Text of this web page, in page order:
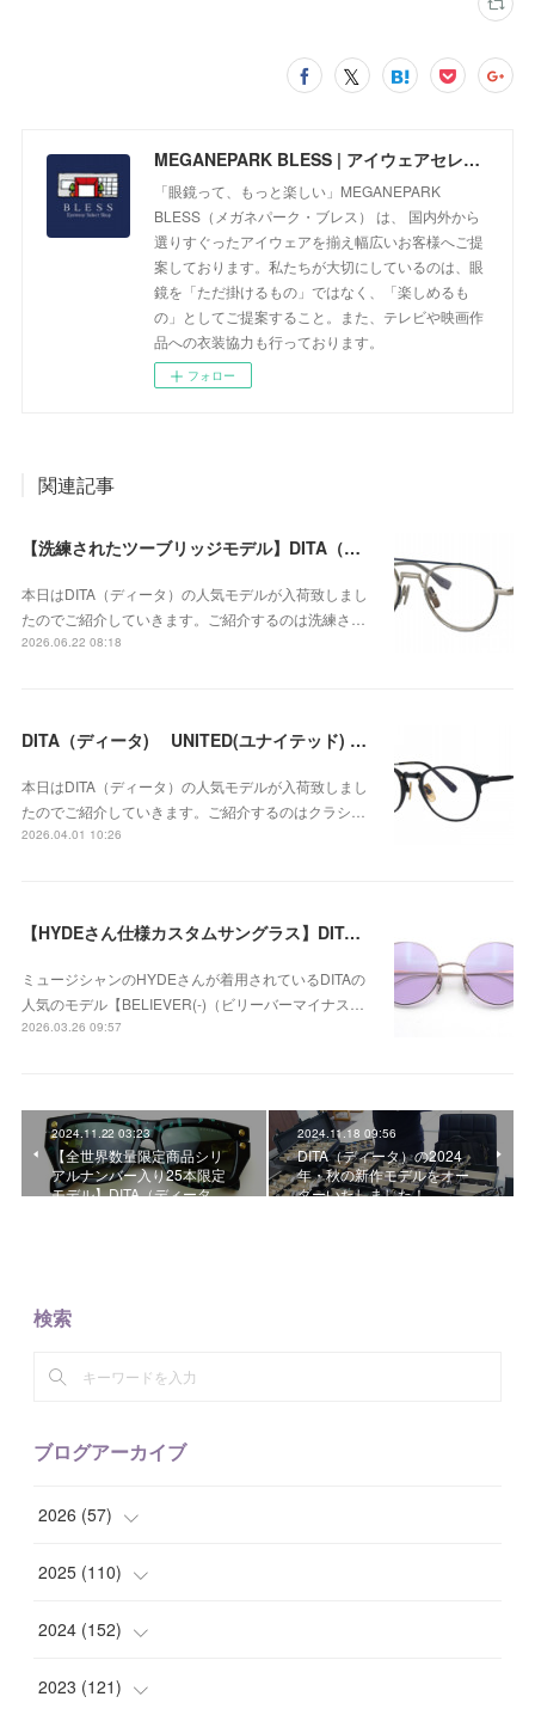
MEGANEPARK BLESS | アイウェアセレクトショップ
「眼鏡って、もっと楽しい」MEGANEPARK
BLESS（メガネパーク・ブレス） は、 国内外から
選りすぐったアイウェアを揃え幅広いお客様へご提
案しております。私たちが大切にしているのは、眼
鏡を「ただ掛けるもの」ではなく、「楽しめるも
の」としてご提案すること。また、テレビや映画作
品への衣装協力も行っております。
フォロー
関連記事
【洗練されたツーブリッジモデル】DITA（ディータ) ETHYX（エシックス） DTX189-A-03が入荷！
本日はDITA（ディータ）の人気モデルが入荷致しまし
たのでご紹介していきます。ご紹介するのは洗練さ…
2026.06.22 08:18
DITA（ディータ) UNITED(ユナイテッド) DRX-2078-Ｄ-BLKが入荷！
本日はDITA（ディータ）の人気モデルが入荷致しまし
たのでご紹介していきます。ご紹介するのはクラシ…
2026.04.01 10:26
【HYDEさん仕様カスタムサングラス】DITA（ディータ） BELIEVER(-)（ビリーバーマイナス） DTX506-52-01 / トゥルーパープルが再入荷！
ミュージシャンのHYDEさんが着用されているDITAの
人気のモデル【BELIEVER(-)（ビリーバーマイナス…
2026.03.26 09:57
2024.11.22 03:23
【全世界数量限定商品シリ
アルナンバー入り25本限定
モデル】DITA（ディータ…
2024.11.18 09:56
DITA（ディータ）の2024
年・秋の新作モデルをオー
ダーいたしました！
検索
ブログアーカイブ
2026 (57)
( 1)
(10)
(9)
2025 (110)
(10)
(7)
2024 (152)
(14)
2023 (121)